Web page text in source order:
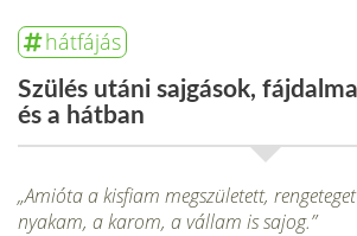
hátfájás
Szülés utáni sajgások,
és a hátban
„Amióta a kisfiam megszületett,
nyakam, a karom, a vállam is sajog.”